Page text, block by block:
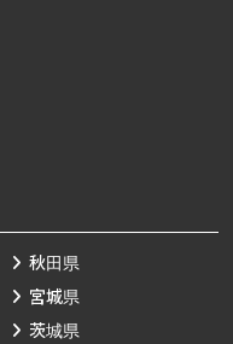
秋田県
宮城県
茨城県